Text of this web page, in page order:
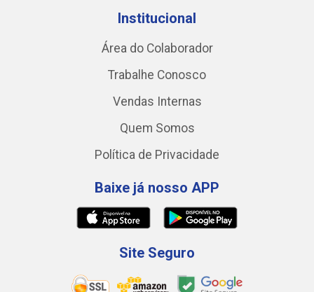
Institucional
Área do Colaborador
Trabalhe Conosco
Vendas Internas
Quem Somos
Política de Privacidade
Baixe já nosso APP
Site Seguro